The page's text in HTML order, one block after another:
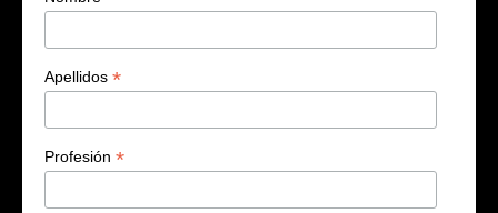
Apellidos *
Profesión *